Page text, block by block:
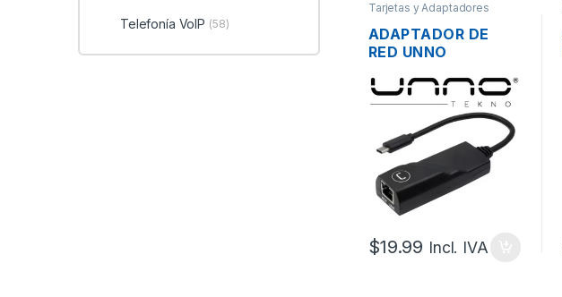
Tarjetas y Adaptadores
Wireless
ADAPTADOR DE
RED UNNO
LAN RJ45 GIGABIT
PARA PC/LAPTOP
$19.99 Incl. IVA
Telefonía VoIP (58)